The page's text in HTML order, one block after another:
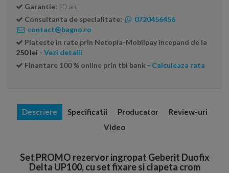
Garantie: 10 ani
Consultanta de specialitate:
0720456456
contact@bagno.ro
Plateste in rate prin Netopia-Mobilpay incepand de la
250 lei - Vezi detalii
Finantare 100 % online prin tbi bank - Calculeaza rata
Descriere Specificatii Producator
Review-uri
Video
Set PROMO rezervor ingropat Geberit Duofix
Delta UP100, cu set fixare si clapeta crom